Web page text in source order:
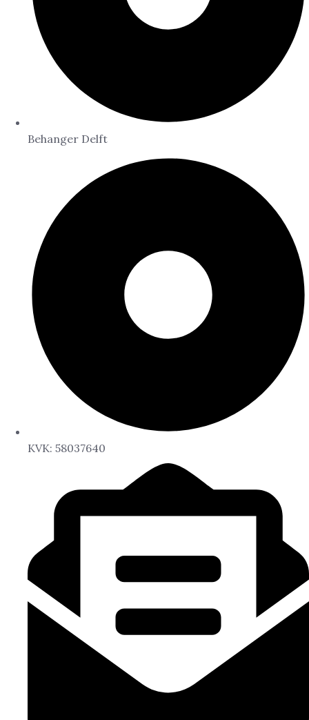
Behanger Delft
KVK: 58037640